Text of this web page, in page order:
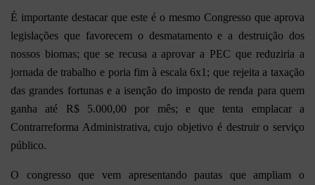
É importante destacar que este é o mesmo Congresso que aprova
legislações que favorecem o desmatamento e a destruição dos
nossos biomas; que se recusa a aprovar a PEC que reduziria a
jornada de trabalho e poria fim à escala 6x1; que rejeita a taxação
das grandes fortunas e a isenção do imposto de renda para quem
ganha até R$ 5.000,00 por mês; e que tenta emplacar a
Contrarreforma Administrativa, cujo objetivo é destruir o serviço
público.
O congresso que vem apresentando pautas que ampliam o